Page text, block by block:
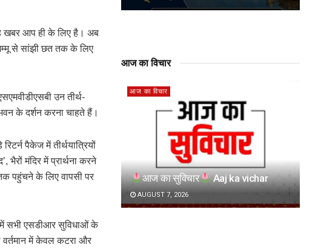
खबर आप ही के लिए है। अब
से सांझी छत तक के लिए
उन तीर्थ-
के दर्शन करना चाहते हैं।
पैकेज में तीर्थयात्रियों
भैरों मंदिर में प्रार्थना करने
पहुंचने के लिए वापसी पर
में सभी एसडीआर सुविधाओं के
में केवल कटरा और
आज का विचार
आज का विचार
आज का सुविचार Aaj ka vichar
AUGUST 7, 2026